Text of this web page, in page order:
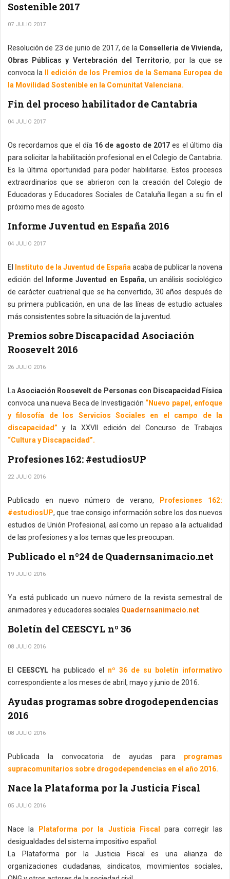
Sostenible 2017
07 JULIO 2017
Resolución de 23 de junio de 2017, de la Conselleria de Vivienda,
Obras Públicas y Vertebración del Territorio, por la que se
convoca la II edición de los Premios de la Semana Europea de
la Movilidad Sostenible en la Comunitat Valenciana.
Fin del proceso habilitador de Cantabria
04 JULIO 2017
Os recordamos que el día 16 de agosto de 2017es el último día
para solicitar la habilitación profesional en el Colegio de Cantabria.
Es la última oportunidad para poder habilitarse. Estos procesos
extraordinarios que se abrieron con la creación del Colegio de
Educadoras y Educadores Sociales de Cataluña llegan a su fin el
próximo mes de agosto.
Informe Juventud en España 2016
04 JULIO 2017
El Instituto de la Juventud de España acaba de publicar la novena
edición del
Informe Juventud en España, un análisis sociológico
de carácter cuatrienal que se ha convertido, 30 años después de
su primera publicación, en una de las líneas de estudio actuales
más consistentes sobre la situación de la juventud.
Premios sobre Discapacidad Asociación
Roosevelt 2016
26 JULIO 2016
LaAsociación Roosevelt de Personas con Discapacidad Física
convoca una nueva Beca de Investigación “Nuevo papel, enfoque
y filosofía de los Servicios Sociales en el campo de la
discapacidad”y la XXVII edición del Concurso de Trabajos
“Cultura y Discapacidad”.
Profesiones 162: #estudiosUP
22 JULIO 2016
Publicado en nuevo número de verano,
Profesiones 162:
#estudiosUP, que trae consigo información sobre los dos nuevos
estudios de Unión Profesional, así como un repaso a la actualidad
de las profesiones y a los temas que les preocupan.
Publicado el nº24 de Quadernsanimacio.net
19 JULIO 2016
Ya está publicado un nuevo número de la revista semestral de
animadores y educadores sociales Quadernsanimacio.net
Boletín del CEESCYL nº 36
08 JULIO 2016
El CEESCYL ha publicado el
nº 36 de su boletín informativo
correspondiente a los meses de abril, mayo y junio de 2016.
Ayudas programas sobre drogodependencias
2016
08 JULIO 2016
Publicada la convocatoria de ayudas para programas
supracomunitarios sobre drogodependencias en el año 2016.
Nace la Plataforma por la Justicia Fiscal
05 JULIO 2016
Nace la Plataforma por la Justicia Fiscalpara corregir las
desigualdades del sistema impositivo español.
La Plataforma por la Justicia Fiscal es una alianza de
organizaciones ciudadanas, sindicatos, movimientos sociales,